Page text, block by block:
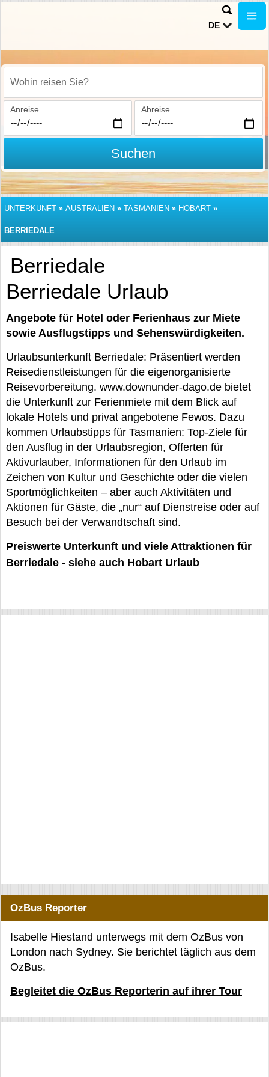
DE
Wohin reisen Sie?
Anreise Abreise
Suchen
UNTERKUNFT » AUSTRALIEN » TASMANIEN » HOBART »
BERRIEDALE
Berriedale
Berriedale Urlaub
Angebote für Hotel oder Ferienhaus zur Miete
sowie Ausflugstipps und Sehenswürdigkeiten.
Urlaubsunterkunft Berriedale: Präsentiert werden
Reisedienstleistungen für die eigenorganisierte
Reisevorbereitung. www.downunder-dago.de bietet
die Unterkunft zur Ferienmiete mit dem Blick auf
lokale Hotels und privat angebotene Fewos. Dazu
kommen Urlaubstipps für Tasmanien: Top-Ziele für
den Ausflug in der Urlaubsregion, Offerten für
Aktivurlauber, Informationen für den Urlaub im
Zeichen von Kultur und Geschichte oder die vielen
Sportmöglichkeiten – aber auch Aktivitäten und
Aktionen für Gäste, die „nur“ auf Dienstreise oder auf
Besuch bei der Verwandtschaft sind.
Preiswerte Unterkunft und viele Attraktionen für
Berriedale - siehe auch Hobart Urlaub
OzBus Reporter
Isabelle Hiestand unterwegs mit dem OzBus von
London nach Sydney. Sie berichtet täglich aus dem
OzBus.
Begleitet die OzBus Reporterin auf ihrer Tour